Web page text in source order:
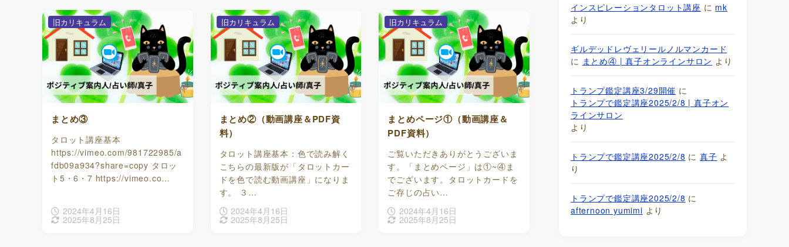
まとめ③
タロット講座基本
https://vimeo.com/981722985/a
fdb09a934?share=copy タロッ
ト5・6・7 https://vimeo.co…
2024年4月16日
2025年8月25日
旧カリキュラム
まとめ②（動画講座＆PDF資
料）
タロット講座基本：色で読み解く
こちらの最新版が「タロットカー
ドを色で読む動画講座」になりま
す。 ３…
2024年4月16日
2025年8月25日
旧カリキュラム
まとめページ①（動画講座＆
PDF資料）
ご覧いただきありがとうございま
す。「まとめページ」は①~④ま
でございます。タロットカードを
ご存じの占い…
2024年4月16日
2025年8月25日
旧カリキュラム
インスピレーションタロット講座 に mk
より
ギルデッドレヴェリールノルマンカード
に まとめ④ | 真子オンラインサロン より
トランプ鑑定講座3/29開催 に
トランプで鑑定講座2025/2/8 | 真子オン
ラインサロン
より
トランプで鑑定講座2025/2/8 に真子 よ
り
トランプで鑑定講座2025/2/8 に
afternoon yumimi より